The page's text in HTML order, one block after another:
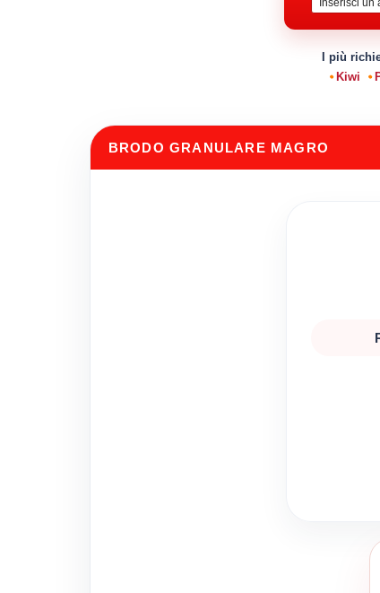
I più
Kiwi
BRODO GRANULARE MAGRO